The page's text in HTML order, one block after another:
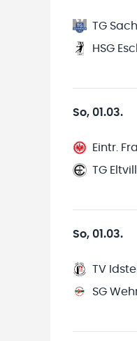
TG
HSG
So, 01.03.
Eintr.
TG
So, 01.03.
TV
SG